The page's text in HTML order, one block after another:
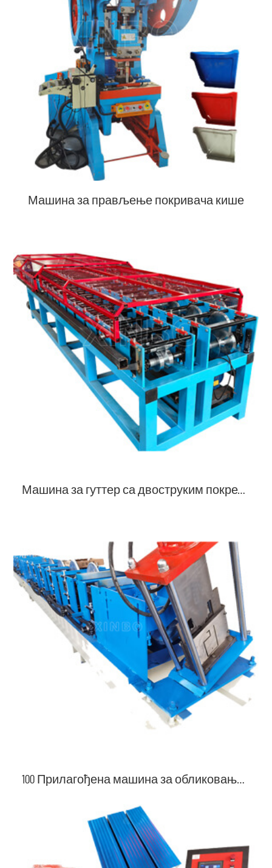
Машина за прављење покривача кише
Машина за гуттер са двоструким покретањем воде
100 Прилагођена машина за обликовање ваљака од кише